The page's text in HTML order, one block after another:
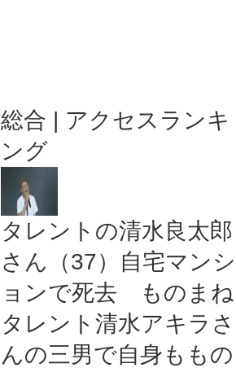
総合 | アクセスランキ
ング
タレントの清水良太郎
さん（37）自宅マンシ
ョンで死去 ものまね
タレント清水アキラさ
んの三男で自身ももの